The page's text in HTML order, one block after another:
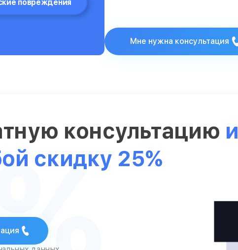
повреждения
Мне нужна консультация
консультацию и
скидку 25%